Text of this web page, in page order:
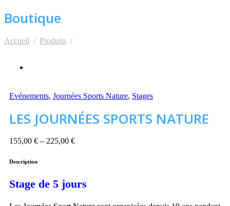
Boutique
Accueil Produits
Evénements, Journées Sports Nature, Stages
LES JOURNÉES SPORTS NATURE
155,00 € – 225,00 €
Description
Stage de 5 jours